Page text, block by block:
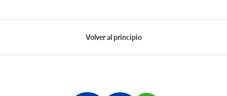
Volver al principio